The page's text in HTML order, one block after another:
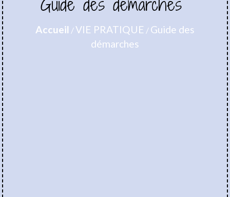
Accueil /VIE PRATIQUE / Guide des
démarches